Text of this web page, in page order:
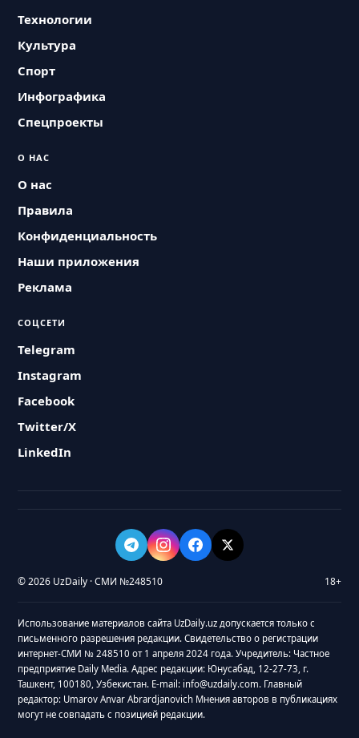
Технологии
Культура
Спорт
Инфографика
Спецпроекты
О НАС
О нас
Правила
Конфиденциальность
Наши приложения
Реклама
СОЦСЕТИ
Telegram
Instagram
Facebook
Twitter/X
LinkedIn
© 2026 UzDaily · СМИ №248510 18+
Использование материалов сайта UzDaily.uz допускается только с
письменного разрешения редакции. Свидетельство о регистрации
интернет-СМИ № 248510 от 1 апреля 2024 года. Учредитель: Частное
предприятие Daily Media. Адрес редакции: Юнусабад, 12-27-73, г.
Ташкент, 100180, Узбекистан. E-mail: info@uzdaily.com. Главный
редактор: Umarov Anvar Abrardjanovich Мнения авторов в публикациях
могут не совпадать с позицией редакции.